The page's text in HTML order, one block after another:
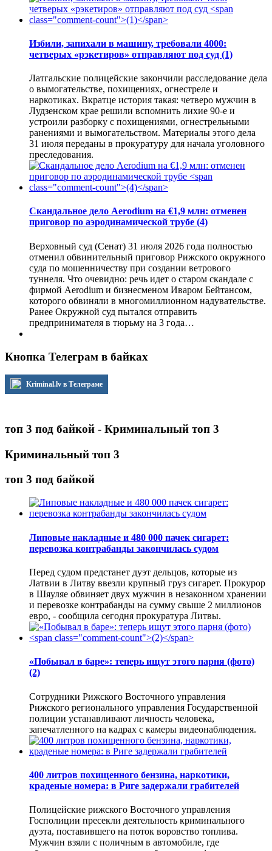
Избили, запихали в машину, требовали 4000:
четверых «рэкетиров» отправляют под суд (1)
Латгальские полицейские закончили расследование дела
о вымогательстве, похищениях, огнестреле и
наркотиках. Вкратце история такая: четверо мужчин в
Лудзенском крае решили вспомнить лихие 90-е и
устроили разборку с похищениями, огнестрельными
ранениями и вымогательством. Материалы этого дела
31 июля переданы в прокуратуру для начала уголовного
преследования.
Скандальное дело Aerodium на €1,9 млн: отменен
приговор по аэродинамической трубе (4)
Верховный суд (Сенат) 31 июля 2026 года полностью
отменил обвинительный приговор Рижского окружного
суда по мошенничеству при создании ветрового
туннеля. Что очевидно: речь идет о старом скандале с
фирмой Aerodium и бизнесменом Иваром Бейтансом,
которого обвиняли в многомиллионном надувательстве.
Ранее Окружной суд пытался отправить
предпринимателя в тюрьму на 3 года…
Кнопка Телеграм в байках
Kriminal.lv в Телеграме
топ 3 под байкой - Криминальный топ 3
Криминальный топ 3
топ 3 под байкой
Липовые накладные и 480 000 пачек сигарет:
перевозка контрабанды закончилась судом
Перед судом предстанет дуэт дельцов, которые из
Латвии в Литву ввезли крупный груз сигарет. Прокурор
в Шяуляе обвиняет двух мужчин в незаконном хранении
и перевозке контрабанды на сумму свыше 2 миллионов
евро, - сообщила сегодня прокуратура Литвы.
«Побывал в баре»: теперь ищут этого парня (фото)
(2)
Сотрудники Рижского Восточного управления
Рижского регионального управления Государственной
полиции устанавливают личность человека,
запечатленного на кадрах с камеры видеонаблюдения.
400 литров похищенного бензина, наркотики,
краденые номера: в Риге задержали грабителей
Полицейские рижского Восточного управления
Госполиции пресекли деятельность криминального
дуэта, поставившего на поток воровство топлива.
Мужчин взяли с поличным в автомобиле, где